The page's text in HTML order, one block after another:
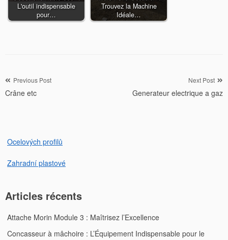
L'outil indispensable
pour…
Trouvez la Machine
Idéale…
Navigation
de
Previous Post
Crâne etc
Next Post
Generateur electrique a gaz
Ocelových profilů
Zahradní plastové
Articles récents
Attache Morin Module 3 : Maîtrisez l’Excellence
Concasseur à mâchoire : L’Équipement Indispensable pour le